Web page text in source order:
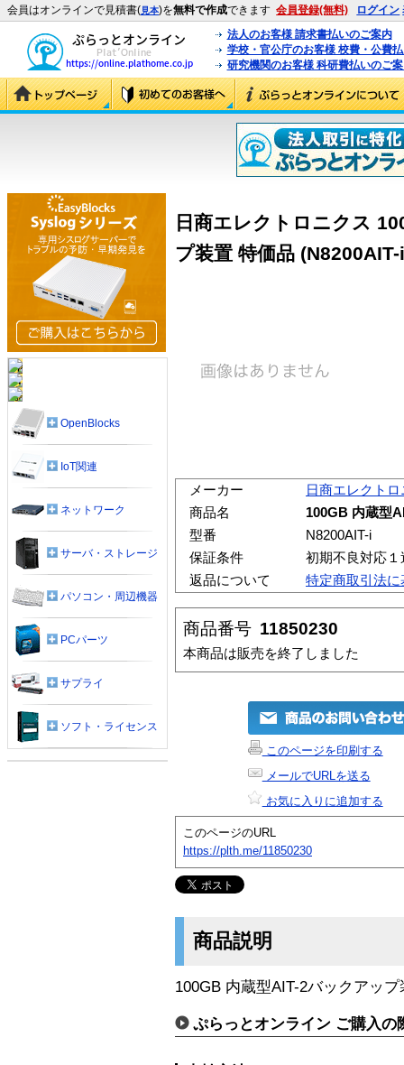
会員はオンラインで見積書(見本)を無料で作成できます 会員登録(無料) ログイン
法人のお客様 請求書払いのご案内
学校・官公庁のお客様 校費・公費
研究機関のお客様 科研費払いのご
日商エレクトロニクス
プ装置 特価品
メーカー
日商エレクト
商品名
100GB 内蔵型
型番
N8200AIT-i
保証条件
初期不良対応
返品について
特定商取引法
商品番号 11850230
本商品は販売を終了しました
このページを印刷する
メールでURLを送る
お気に入りに追加する
このページのURL
https://plth.me/11850230
商品説明
100GB 内蔵型AIT-2バックアップ
ぷらっとオンライン ご購入の
OpenBlocks
IoT関連
ネットワーク
サーバ・ストレージ
パソコン・周辺機器
PCパーツ
サプライ
ソフト・ライセンス